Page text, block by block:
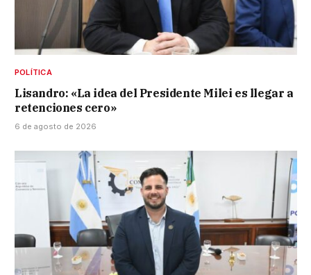
POLÍTICA
Lisandro: «La idea del Presidente Milei es llegar a
retenciones cero»
6 de agosto de 2026